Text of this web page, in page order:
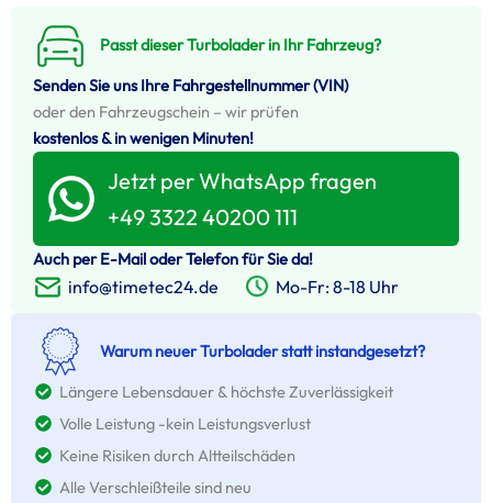
Passt dieser Turbolader in Ihr Fahrzeug?
Senden Sie uns Ihre Fahrgestellnummer (VIN)
oder den Fahrzeugschein – wir prüfen
kostenlos & in wenigen Minuten!
Jetzt per WhatsApp fragen
+49 3322 40200 111
Auch per E-Mail oder Telefon für Sie da!
info@timetec24.de Mo-Fr: 8-18 Uhr
Warum neuer Turbolader statt instandgesetzt?
Längere Lebensdauer & höchste Zuverlässigkeit
Volle Leistung -kein Leistungsverlust
Keine Risiken durch Altteilschäden
Alle Verschleißteile sind neu